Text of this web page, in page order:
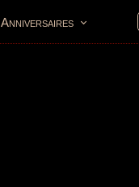
Anniversaires